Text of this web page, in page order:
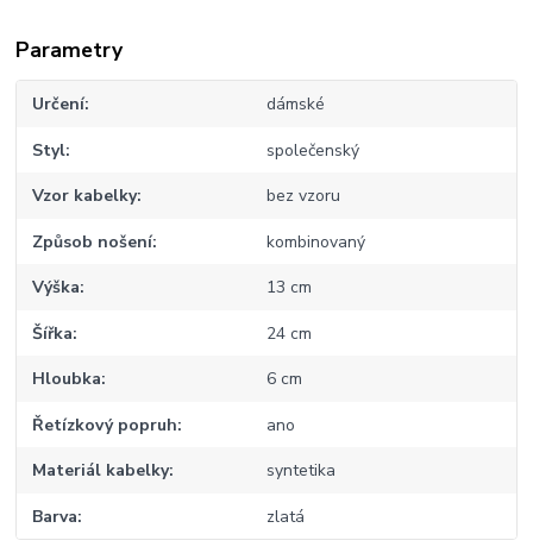
Parametry
Určení dámské
Styl společenský
Vzor kabelky bez vzoru
Způsob nošení kombinovaný
Výška 13 cm
Šířka 24 cm
Hloubka 6 cm
Řetízkový popruh ano
Materiál kabelky syntetika
Barva zlatá